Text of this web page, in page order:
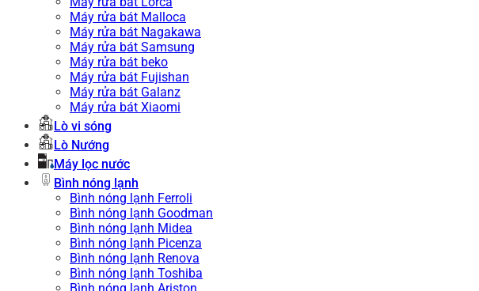
Máy rửa bát Malloca
Máy rửa bát Nagakawa
Máy rửa bát Samsung
Máy rửa bát beko
Máy rửa bát Fujishan
Máy rửa bát Galanz
Máy rửa bát Xiaomi
Lò vi sóng
Lò Nướng
Máy lọc nước
Bình nóng lạnh
Bình nóng lạnh Ferroli
Bình nóng lạnh Goodman
Bình nóng lạnh Midea
Bình nóng lạnh Picenza
Bình nóng lạnh Renova
Bình nóng lạnh Toshiba